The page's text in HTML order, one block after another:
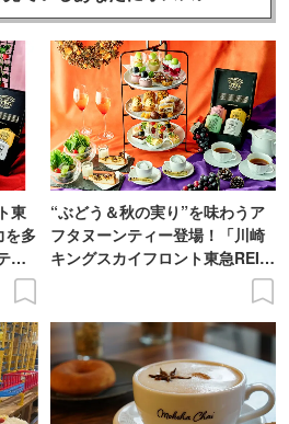
東
を多
ィ
“ぶどう＆秋の実り”を味わうア
フタヌーンティー登場！「川崎
キングスカイフロント東急REIホ